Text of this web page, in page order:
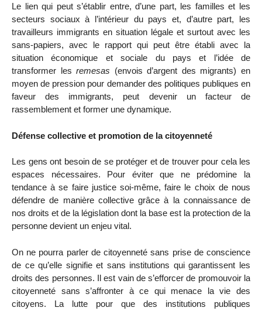
Le lien qui peut s’établir entre, d’une part, les familles et les
secteurs sociaux à l’intérieur du pays et, d’autre part, les
travailleurs immigrants en situation légale et surtout avec les
sans-papiers, avec le rapport qui peut être établi avec la
situation économique et sociale du pays et l’idée de
transformer lesremesas (envois d’argent des migrants) en
moyen de pression pour demander des politiques publiques en
faveur des immigrants, peut devenir un facteur de
rassemblement et former une dynamique.
Défense collective et promotion de la citoyenneté
Les gens ont besoin de se protéger et de trouver pour cela les
espaces nécessaires. Pour éviter que ne prédomine la
tendance à se faire justice soi-même, faire le choix de nous
défendre de manière collective grâce à la connaissance de
nos droits et de la législation dont la base est la protection de la
personne devient un enjeu vital.
On ne pourra parler de citoyenneté sans prise de conscience
de ce qu’elle signifie et sans institutions qui garantissent les
droits des personnes. Il est vain de s’efforcer de promouvoir la
citoyenneté sans s’affronter à ce qui menace la vie des
citoyens. La lutte pour que des institutions publiques